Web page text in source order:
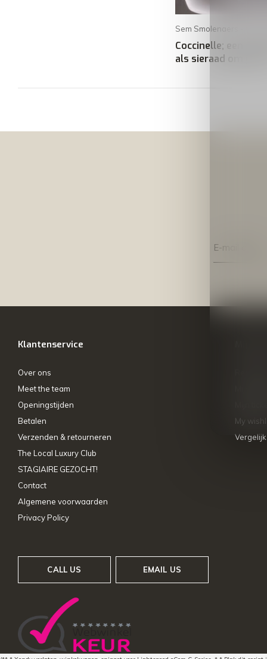
Sem Smolenaers - 02 /
Coccinelle; een
als sieraad om je
Klantenservice
Over ons
Meet the team
Openingstijden
Betalen
Verzenden & retourneren
The Local Luxury Club
STAGIAIRE GEZOCHT!
Contact
Algemene voorwaarden
Privacy Policy
My
CALL US EMAIL US